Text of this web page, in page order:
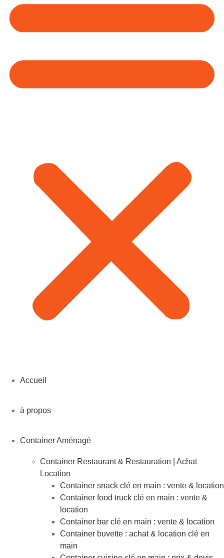
Accueil
à propos
Container Aménagé
Container Restaurant & Restauration | Achat
Location
Container snack clé en main : vente & location
Container food truck clé en main : vente &
location
Container bar clé en main : vente & location
Container buvette : achat & location clé en
main